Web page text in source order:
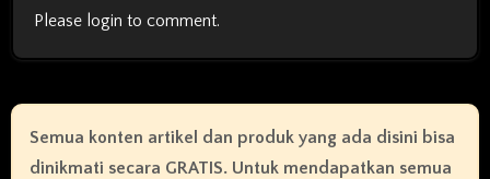
Please login to comment.
Semua konten artikel dan produk yang ada disini bisa
dinikmati secara GRATIS. Untuk mendapatkan semua